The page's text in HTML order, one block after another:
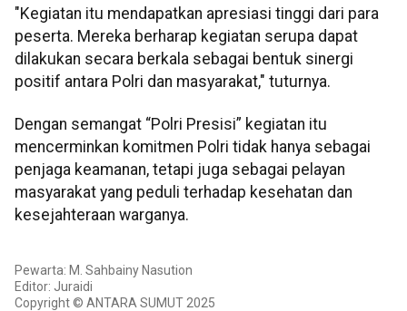
"Kegiatan itu mendapatkan apresiasi tinggi dari para
peserta. Mereka berharap kegiatan serupa dapat
dilakukan secara berkala sebagai bentuk sinergi
positif antara Polri dan masyarakat," tuturnya.
Dengan semangat “Polri Presisi” kegiatan itu
mencerminkan komitmen Polri tidak hanya sebagai
penjaga keamanan, tetapi juga sebagai pelayan
masyarakat yang peduli terhadap kesehatan dan
kesejahteraan warganya.
Pewarta: M. Sahbainy Nasution
Editor: Juraidi
Copyright © ANTARA SUMUT 2025